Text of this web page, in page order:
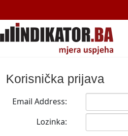
Korisnička prijava
Email Address:
Lozinka: